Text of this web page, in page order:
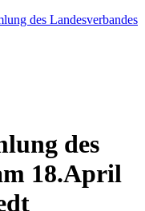
des Landesverbandes
des
18.April